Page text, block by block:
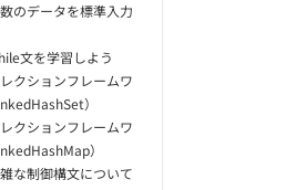
のデータを標準入力
文を学習しよう
クションフレームワ
）
クションフレームワ
）
な制御構文について